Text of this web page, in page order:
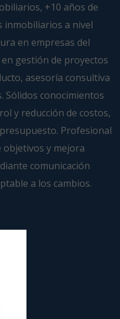
+10 años de
inmobiliarios a nivel
en empresas del
gestión de proyectos
asesoría consultiva
Sólidos conocimientos
y reducción de costos,
Profesional
objetivos y mejora
comunicación
a los cambios.